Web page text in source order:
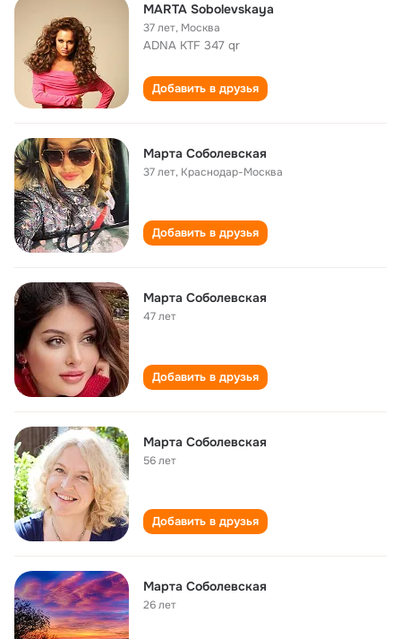
MARTA Sobolevskaya
37 лет, Москва
ADNA KTF 347 qr
Добавить в друзья
Мартa Соболевская
37 лет, Краснодар-Москвa
Добавить в друзья
Марта Соболевская
47 лет
Добавить в друзья
Марта Соболевская
56 лет
Добавить в друзья
Марта Соболевская
26 лет